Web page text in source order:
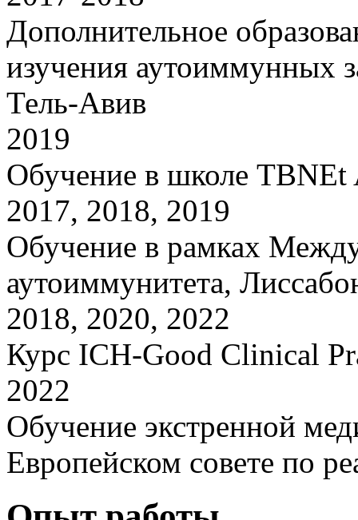
Дополнительное
изучения аутоиммунных
Тель-Авив
2019
Обучение в школе TBNEt
2017, 2018, 2019
Обучение в рамках
аутоиммунитета,
2018, 2020, 2022
Курс ICH-Good Clinical
2022
Обучение экстренной
Европейском совете по